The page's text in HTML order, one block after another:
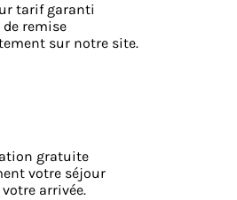
tarif garanti
de remise
sur notre site.
gratuite
votre séjour
arrivée.